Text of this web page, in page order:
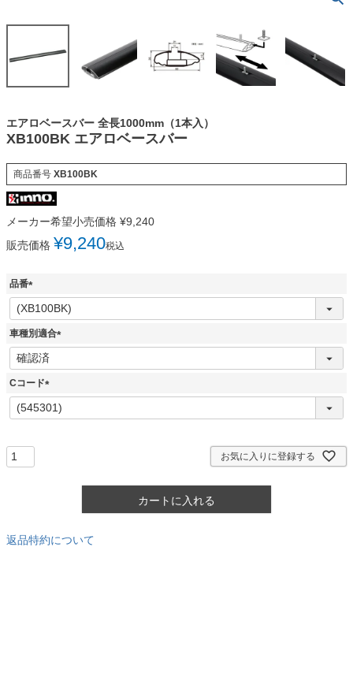
エアロベースバー 全長1000mm（1本入）
XB100BK エアロベースバー
商品番号 XB100BK
メーカー希望小売価格 ¥9,240
販売価格 ¥9,240税込
品番
(
必
須
車種別適合
(
Cコード
(
必
お気に入りに登録する
カートに入れる
返品特約について